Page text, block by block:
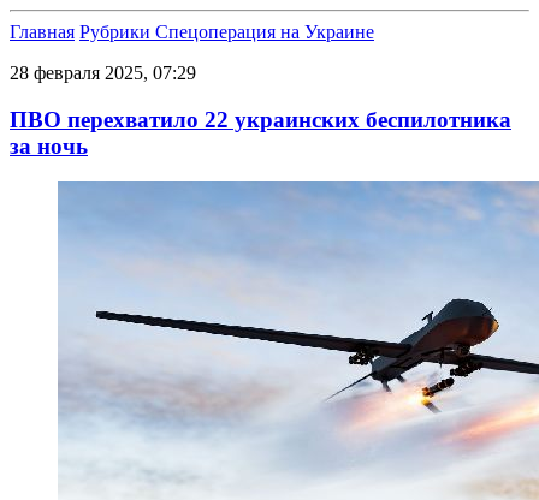
Главная Рубрики Спецоперация на Украине
28 февраля 2025, 07:29
ПВО перехватило 22 украинских беспилотника
за ночь